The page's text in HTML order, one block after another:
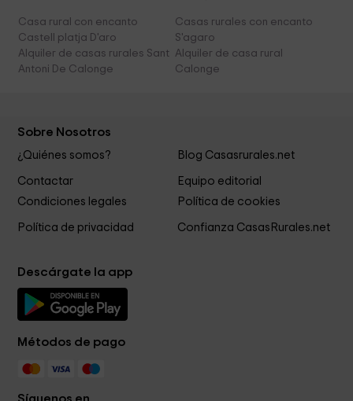
Casa rural con encanto
Castell platja D'aro
Casas rurales con encanto
S'agaro
Alquiler de casas rurales Sant
Antoni De Calonge
Alquiler de casa rural
Calonge
Sobre Nosotros
¿Quiénes somos? Blog Casasrurales.net
Contactar
Equipo editorial
Condiciones legales
Política de cookies
Política de privacidad Confianza CasasRurales.net
Descárgate la app
Métodos de pago